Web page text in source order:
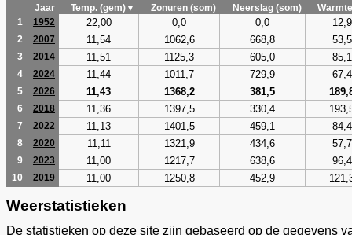
Jaar
Temp. (gem)▼ Zonuren (som) Neerslag (som)
1
1952 22,00 0,0 0,0 12,9
2 2007 11,54 1062,6 668,8 53,5
3 2014 11,51 1125,3 605,0 85,1
4 2024 11,44 1011,7 729,9 67,4
5 2026 11,43 1368,2 381,5
6 2018 11,36 1397,5 330,4
7 2022 11,13 1401,5 459,1 84,4
8 2020 11,11 1321,9 434,6 57,7
9 2023 11,00 1217,7 638,6 96,4
10 2019 11,00 1250,8 452,9
Weerstatistieken
De statistieken op deze site zijn gebaseerd op de gegevens